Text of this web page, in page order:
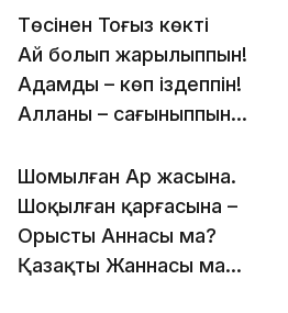
Төсінен Тоғыз көктің
Ай болып жарылыппын!
Адамды – көп іздеппін!
Алланы – сағыныппын...
Шомылған Ар жасына.
Шоқылған қарғасына –
Орыстың Аннасы ма?
Қазақтың Жаннасы ма...